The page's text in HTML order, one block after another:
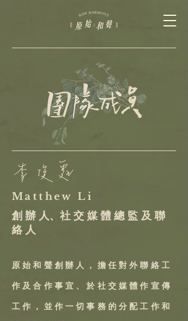
Matthew Li
創 辦 人、社 交 媒 體 總 監 及 聯
絡 人
原始和聲創辦人，擔任對外聯絡工
作及合作事宜、於社交媒體作宣傳
工作，並作一切事務的分配工作和